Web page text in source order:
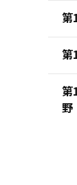
第
第
第
野